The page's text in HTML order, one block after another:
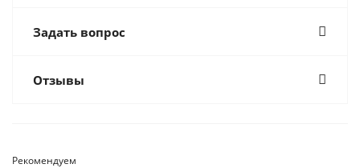
Задать вопрос
Отзывы
Рекомендуем